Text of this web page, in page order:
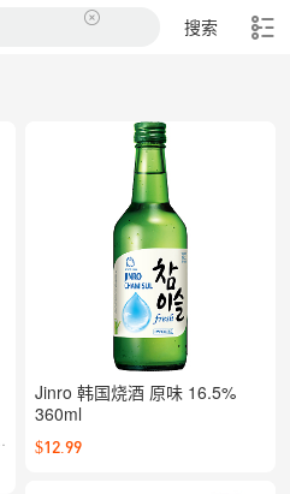
搜索
Jinro 韩国烧酒 原味 16.5%
360ml
$12.99